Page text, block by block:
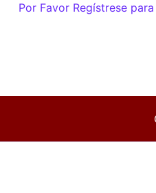
Por Favor Regístrese